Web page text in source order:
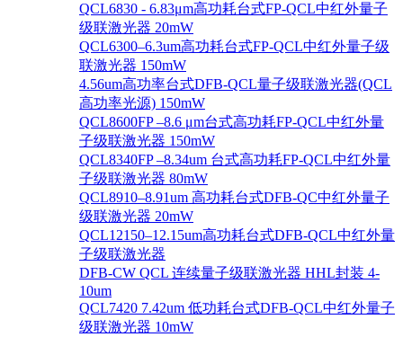
QCL6830 - 6.83μm高功耗台式FP-QCL中红外量子
级联激光器 20mW
QCL6300–6.3um高功耗台式FP-QCL中红外量子级
联激光器 150mW
4.56um高功率台式DFB-QCL量子级联激光器(QCL
高功率光源) 150mW
QCL8600FP –8.6 μm台式高功耗FP-QCL中红外量
子级联激光器 150mW
QCL8340FP –8.34um 台式高功耗FP-QCL中红外量
子级联激光器 80mW
QCL8910–8.91um 高功耗台式DFB-QC中红外量子
级联激光器 20mW
QCL12150–12.15um高功耗台式DFB-QCL中红外量
子级联激光器
DFB-CW QCL 连续量子级联激光器 HHL封装 4-
10um
QCL7420 7.42um 低功耗台式DFB-QCL中红外量子
级联激光器 10mW